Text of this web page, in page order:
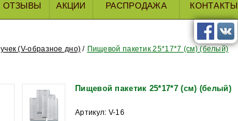
ОТЗЫВЫ АКЦИИ РАСПРОДАЖА КОНТАКТЫ
(V-образное дно) Пищевой пакетик 25*17*7 (см) (белый)
Пищевой пакетик 25*17*7 (см) (белый)
Артикул: V-16